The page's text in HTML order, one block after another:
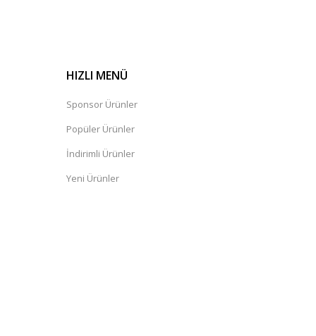
HIZLI MENÜ
Sponsor Ürünler
Popüler Ürünler
İndirimli Ürünler
Yeni Ürünler